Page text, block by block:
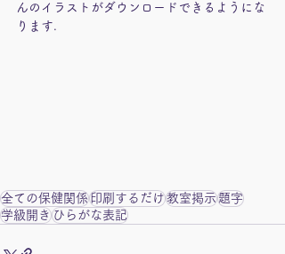
んのイラストがダウンロードできるようにな
ります.
全ての保健関係印刷するだけ教室掲示題字
学級開きひらがな表記